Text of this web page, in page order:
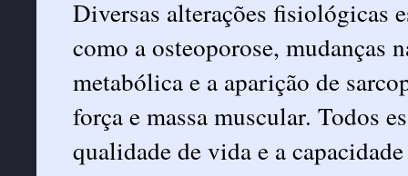
Diversas alterações fisiológicas
como a osteoporose, mudanças
metabólica e a aparição de
força e massa muscular. Todos
qualidade de vida e a